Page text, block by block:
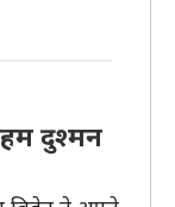
दुश्मन